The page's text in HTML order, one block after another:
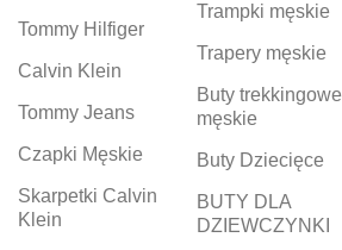
Tommy Hilfiger
Calvin Klein
Tommy Jeans
Czapki Męskie
Skarpetki Calvin
Klein
Trampki męskie
Trapery męskie
Buty trekkingowe
męskie
Buty Dziecięce
BUTY DLA
DZIEWCZYNKI